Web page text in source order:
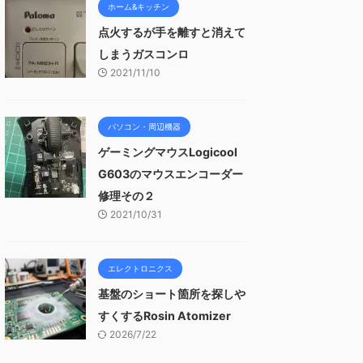
ホーム&キッチン
点火するが手を離すと消えて
しまうガスコンロ
2021/11/10
パソコン・周辺機器
ゲーミングマウスLogicool
G603のマウスエンコーダー
修理その２
2021/10/31
エレクトロニクス
基盤のショート箇所を探しや
すくするRosin Atomizer
2026/7/22